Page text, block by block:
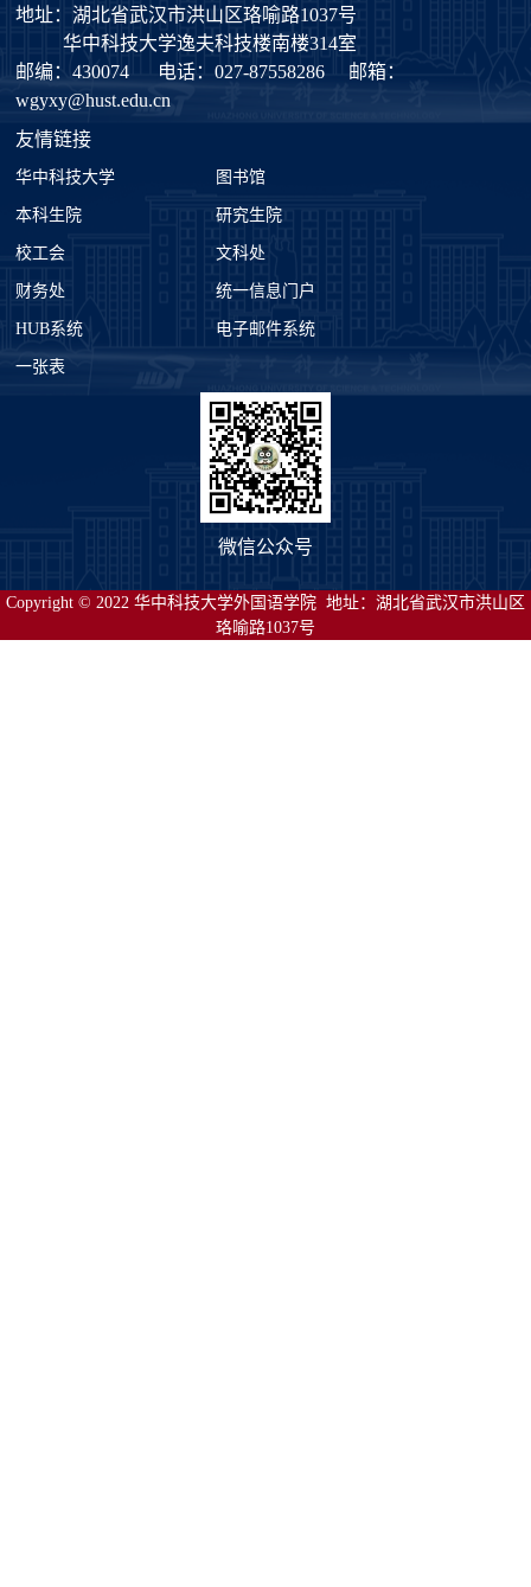
地址：湖北省武汉市洪山区珞喻路1037号
华中科技大学逸夫科技楼南楼314室
邮编：430074
电话：027-87558286
邮箱：
wgyxy@hust.edu.cn
友情链接
华中科技大学 图书馆
本科生院 研究生院
校工会 文科处
财务处 统一信息门户
HUB系统 电子邮件系统
一张表
微信公众号
Copyright © 2022 华中科技大学外国语学院 地址：湖北省武汉市洪山区
珞喻路1037号